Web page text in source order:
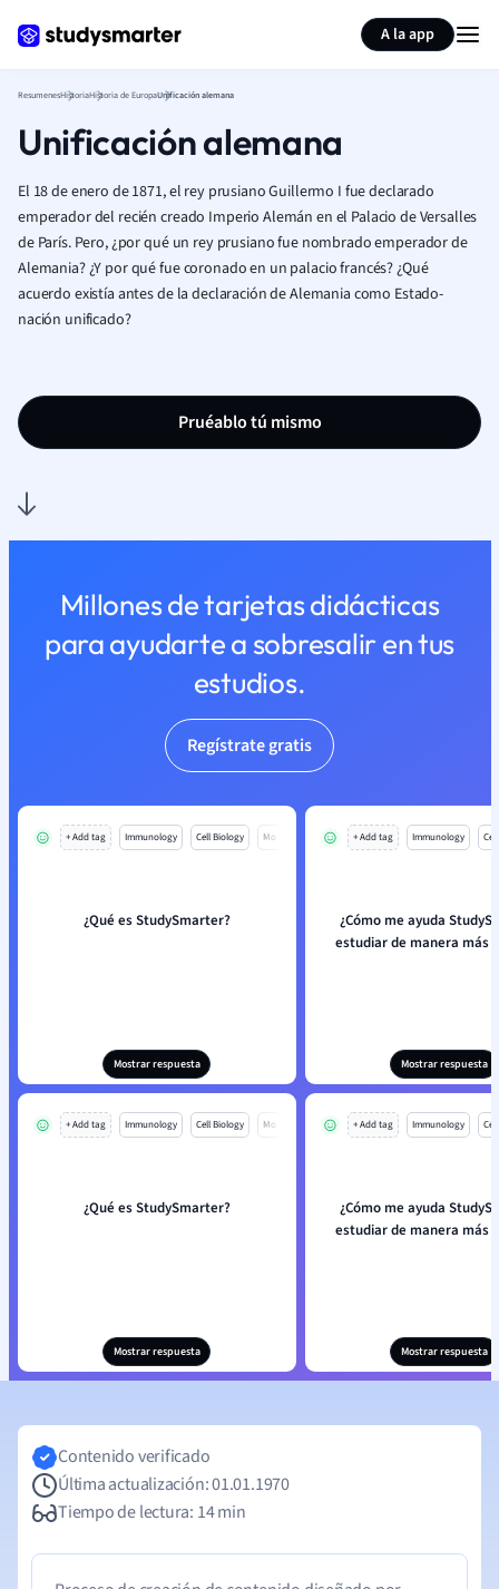
A la app
ResumenesHistoriaHistoria de EuropaUnificación alemana
Unificación alemana
El 18 de enero de 1871, el rey prusiano Guillermo I fue declarado
emperador del recién creado Imperio Alemán en el Palacio de Versalles
de París. Pero, ¿por qué un rey prusiano fue nombrado emperador de
Alemania? ¿Y por qué fue coronado en un palacio francés? ¿Qué
acuerdo existía antes de la declaración de Alemania como Estado-
nación unificado?
Pruéablo tú mismo
Millones de tarjetas didácticas
para ayudarte a sobresalir en tus
estudios.
Regístrate gratis
+ Add tag Immunology Cell Biology Mo
¿Qué es StudySmarter?
Mostrar respuesta
+ Add tag Immunology
¿Cómo me ayuda
estudiar de manera más
Mostrar respuesta
+ Add tag Immunology Cell Biology Mo
¿Qué es StudySmarter?
Mostrar respuesta
+ Add tag Immunology
¿Cómo me ayuda
estudiar de manera más
Mostrar respuesta
Resumir página
Contenido verificado
Última actualización: 01.01.1970
Tiempo de lectura: 14 min